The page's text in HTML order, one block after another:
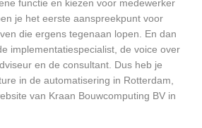
functie en kiezen voor medewerker
je het eerste aanspreekpunt voor
die ergens tegenaan lopen. En dan
implementatiespecialist, de voice over
en de consultant. Dus heb je
in de automatisering in Rotterdam,
van Kraan Bouwcomputing BV in